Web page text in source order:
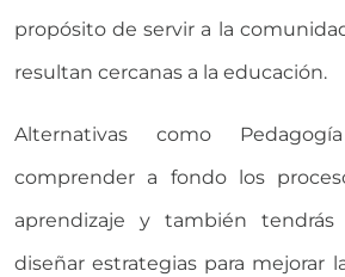
propósito de servir a la
resultan cercanas a la educación.
Alternativas como
comprender a fondo los
aprendizaje y también
diseñar estrategias para mejorar